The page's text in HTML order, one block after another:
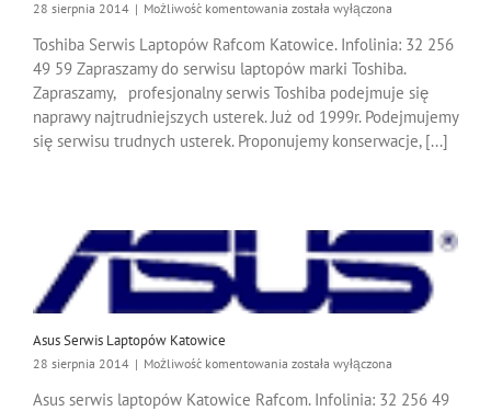
28 sierpnia 2014 | Możliwość komentowania Toshiba
Laptopów
Katowice
została wyłączona
Toshiba Serwis Laptopów Rafcom Katowice. Infolinia: 32 256
49 59 Zapraszamy do serwisu laptopów marki Toshiba.
Zapraszamy, profesjonalny serwis Toshiba podejmuje się
naprawy najtrudniejszych usterek. Już od 1999r. Podejmujemy
się serwisu trudnych usterek. Proponujemy konserwacje, [...]
Asus Serwis Laptopów Katowice
28 sierpnia 2014 | Możliwość komentowania Asus
Laptopów
została wyłączona
Asus serwis laptopów Katowice Rafcom. Infolinia: 32 256 49